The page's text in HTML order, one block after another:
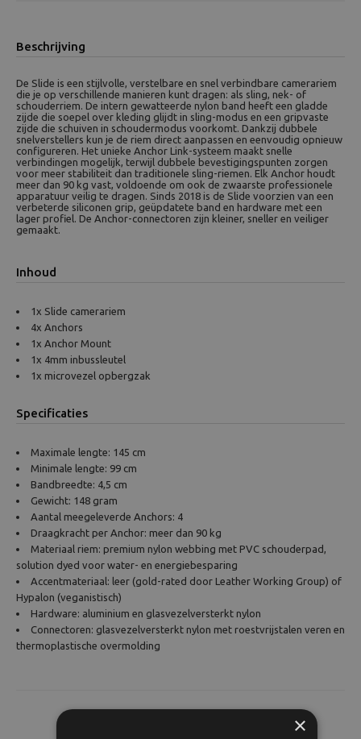
Beschrijving
De Slide is een stijlvolle, verstelbare en snel verbindbare camerariem
die je op verschillende manieren kunt dragen: als sling, nek- of
schouderriem. De intern gewatteerde nylon band heeft een gladde
zijde die soepel over kleding glijdt in sling-modus en een gripvaste
zijde die schuiven in schoudermodus voorkomt. Dankzij dubbele
snelverstellers kun je de riem direct aanpassen en eenvoudig opnieuw
configureren. Het unieke Anchor Link-systeem maakt snelle
verbindingen mogelijk, terwijl dubbele bevestigingspunten zorgen
voor meer stabiliteit dan traditionele sling-riemen. Elk Anchor houdt
meer dan 90 kg vast, voldoende om ook de zwaarste professionele
apparatuur veilig te dragen. Sinds 2018 is de Slide voorzien van een
verbeterde siliconen grip, geüpdatete band en hardware met een
lager profiel. De Anchor-connectoren zijn kleiner, sneller en veiliger
gemaakt.
Inhoud
1x Slide camerariem
4x Anchors
1x Anchor Mount
1x 4mm inbussleutel
1x microvezel opbergzak
Specificaties
Maximale lengte: 145 cm
Minimale lengte: 99 cm
Bandbreedte: 4,5 cm
Gewicht: 148 gram
Aantal meegeleverde Anchors: 4
Draagkracht per Anchor: meer dan 90 kg
Materiaal riem: premium nylon webbing met PVC schouderpad,
solution dyed voor water- en energiebesparing
Accentmateriaal: leer (gold-rated door Leather Working Group) of
Hypalon (veganistisch)
Hardware: aluminium en glasvezelversterkt nylon
Connectoren: glasvezelversterkt nylon met roestvrijstalen veren en
thermoplastische overmolding
×